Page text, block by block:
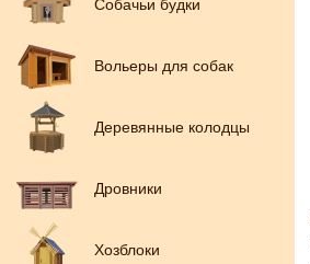
Собачьи будки
Вольеры для собак
Деревянные колодцы
Дровники
Хозблоки